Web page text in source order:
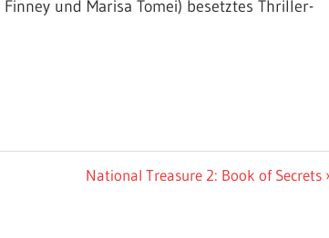
und Marisa Tomei) besetztes Thriller-
Nächster
National Treasure 2: Book of Secrets